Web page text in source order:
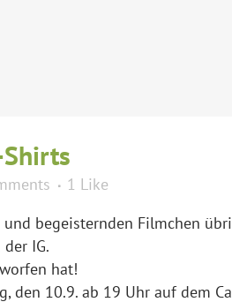
1 Like
begeisternden Filmchen
IG.
hat!
den 10.9. ab 19 Uhr auf dem